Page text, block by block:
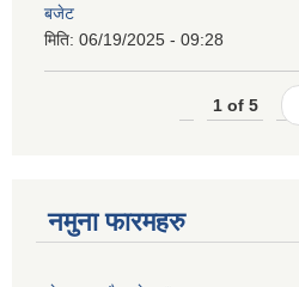
बजेट
मिति: 06/19/2025 - 09:28
1 of 5
नमुना फारमहरु